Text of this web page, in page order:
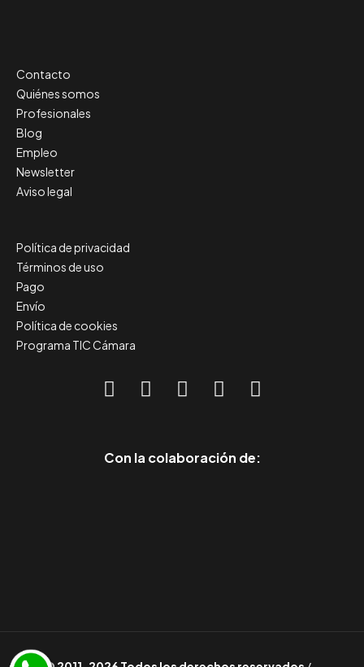
Contacto
Quiénes somos
Profesionales
Blog
Empleo
Newsletter
Aviso legal
Política de privacidad
Términos de uso
Pago
Envío
Política de cookies
Programa TIC Cámara
Con la colaboración de: